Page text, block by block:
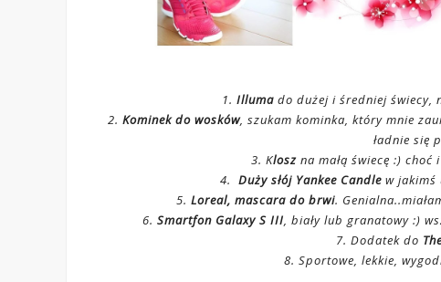
1. Illumado dużej i średniej świecy,
2.Kominek do wosków, szukam kominka, który mnie
ładnie się
3. Klosz na małą świecę :)
4. Duży słój Yankee Candlew jakimś
5. Loreal, mascara do brwi.
6. Smartfon Galaxy S III, biały lub granatowy :)
7. Dodatek do
8. Sportowe, lekkie,